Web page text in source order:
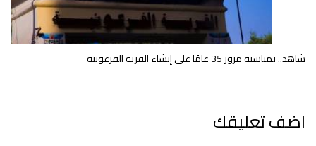
شاهد.. بمناسبة مرور 35 عامًا على إنشاء القرية الفرعونية
اضف تعليقك